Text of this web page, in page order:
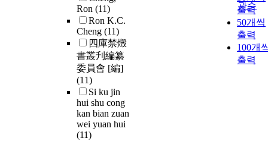
Ron (11)
Ron K.C.
Cheng (11)
四庫禁燬
書叢刋編纂
委員會 [編]
(11)
Si ku jin
hui shu cong
kan bian zuan
wei yuan hui
(11)
관순
출력
50개씩
출력
100개
출력